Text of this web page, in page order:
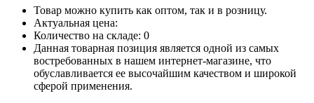
Товар можно купить как оптом, так и в розницу.
Актуальная цена:
Количество на складе: 0
Данная товарная позиция является одной из самых
востребованных в нашем интернет-магазине, что
обуславливается ее высочайшим качеством и широкой
сферой применения.